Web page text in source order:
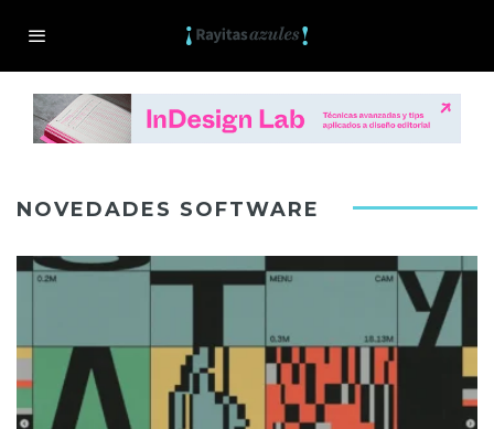
NOVEDADES SOFTWARE